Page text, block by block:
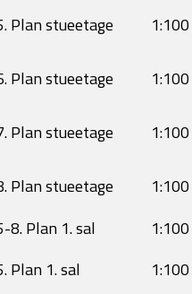
Plan stueetage 1:100
Plan stueetage ​1:100
Plan stueetage 1:100
Plan stueetage
​1:100
8. Plan 1. sal
1:100
Plan 1. sal ​1:100